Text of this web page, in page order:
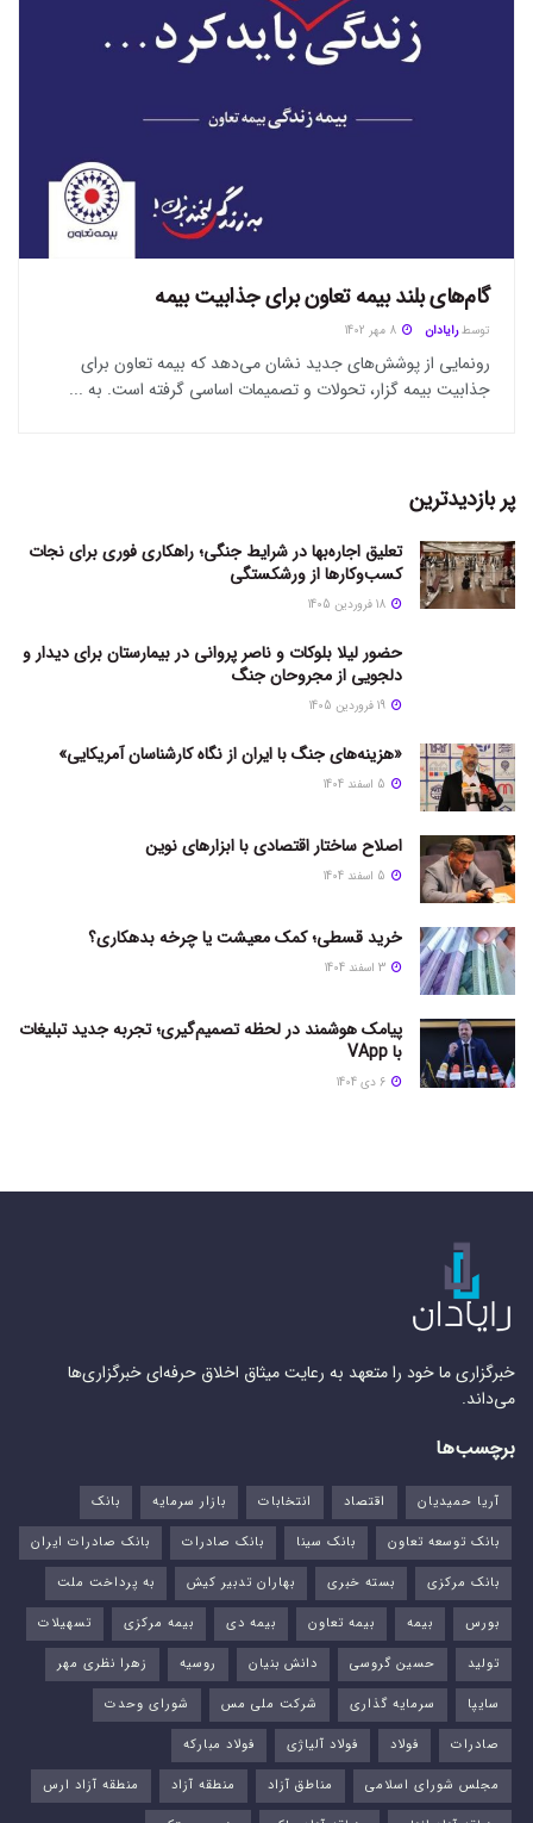
گام‌های بلند بیمه تعاون برای جذابیت بیمه
توسط رایادان
رونمایی از پوشش‌های جدید نشان می‌دهد که بیمه تعاون برای
جذابیت بیمه گزار، تحولات و تصمیمات اساسی گرفته است. به ...
پر بازدیدترین
تعلیق اجاره‌بها در شرایط جنگی؛ راهکاری فوری برای نجات
کسب‌وکارها از ورشکستگی
حضور لیلا بلوکات و ناصر پروانی در بیمارستان برای دیدار و
دلجویی از مجروحان جنگ
«هزینه‌های جنگ با ایران از نگاه کارشناسان آمریکایی»
اصلاح ساختار اقتصادی با ابزارهای نوین
خرید قسطی؛ کمک معیشت یا چرخه بدهکاری؟
پیامک هوشمند در لحظه تصمیم‌گیری؛ تجربه جدید تبلیغات
با VApp
خبرگزاری ما خود را متعهد به رعایت میثاق اخلاق حرفه‌ای خبرگزاری‌ها
می‌داند.
برچسب‌ها
آریا حمیدیان اقتصاد انتخابات بازار سرمایه
بانک
بانک توسعه تعاون
بانک سینا بانک صادرات
بانک صادرات ایران
بانک مرکزی
بسته خبری بهاران تدبیر کیش
به پرداخت ملت
بورس‌
بیمه بیمه تعاون بیمه دی بیمه مرکزی
تسهیلات
تولید
حسین گروسی دانش بنیان روسیه
زهرا نظری مهر
سایپا
سرمایه گذاری شرکت ملی مس
شورای وحدت
صادرات
فولاد فولاد آلیاژی
فولاد مبارکه
مجلس شورای اسلامی
مناطق آزاد منطقه آزاد
منطقه آزاد ارس